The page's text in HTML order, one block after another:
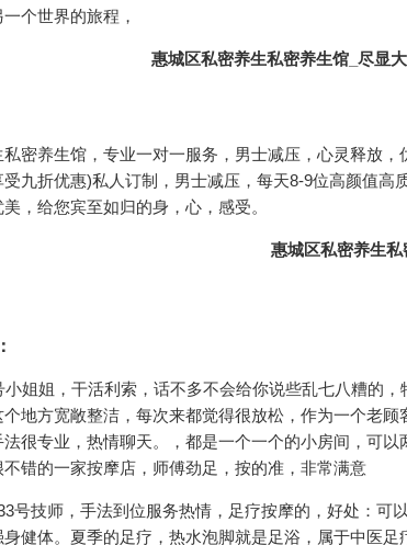
个世界的旅程，
密养生馆，专业一对一服务，男士减压，心灵释放
九折优惠)私人订制，男士减压，每天8-9位高颜值
，给您宾至如归的身，心，感受。
小姐姐，干活利索，话不多不会给你说些乱七八糟的
地方宽敞整洁，每次来都觉得很放松，作为一个老
很专业，热情聊天。，都是一个一个的小房间，可
错的一家按摩店，师傅劲足，按的准，非常满意
号技师，手法到位服务热情，足疗按摩的，好处：可
健体。夏季的足疗，热水泡脚就是足浴，属于中医